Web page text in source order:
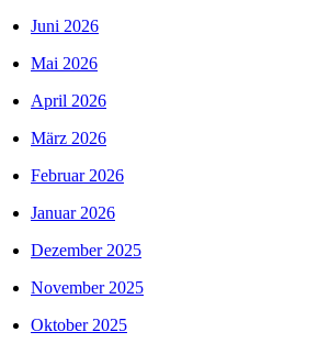
Juni 2026
Mai 2026
April 2026
März 2026
Februar 2026
Januar 2026
Dezember 2025
November 2025
Oktober 2025